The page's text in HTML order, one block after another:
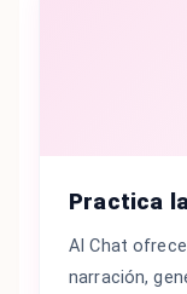
Practica
AI Chat
narración,